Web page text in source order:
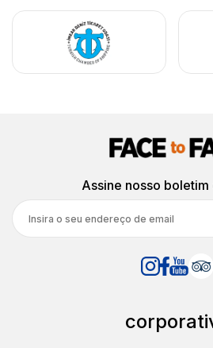
entrou facilmente em conversa
apontava detalhes no teatro
inverno, van confortável, apenas
ponto de encontro.
21 dezembro 2025
Micol K.
Tour de Meio Dia por Sítios
Bodrum
Reservámos isto à última hora para
acabou por se tornar numa
e apanhámos uma luz dourada
Bodrum para tirar fotografias.
Assine nosso